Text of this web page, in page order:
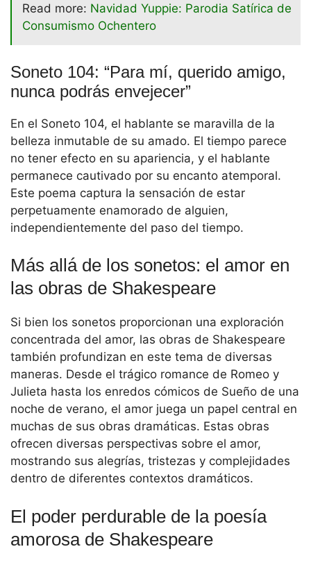
Read more: Navidad Yuppie: Parodia Satírica de
Consumismo Ochentero
Soneto 104: “Para mí, querido amigo,
nunca podrás envejecer”
En el Soneto 104, el hablante se maravilla de la
belleza inmutable de su amado. El tiempo parece
no tener efecto en su apariencia, y el hablante
permanece cautivado por su encanto atemporal.
Este poema captura la sensación de estar
perpetuamente enamorado de alguien,
independientemente del paso del tiempo.
Más allá de los sonetos: el amor en
las obras de Shakespeare
Si bien los sonetos proporcionan una exploración
concentrada del amor, las obras de Shakespeare
también profundizan en este tema de diversas
maneras. Desde el trágico romance de Romeo y
Julieta hasta los enredos cómicos de Sueño de una
noche de verano, el amor juega un papel central en
muchas de sus obras dramáticas. Estas obras
ofrecen diversas perspectivas sobre el amor,
mostrando sus alegrías, tristezas y complejidades
dentro de diferentes contextos dramáticos.
El poder perdurable de la poesía
amorosa de Shakespeare